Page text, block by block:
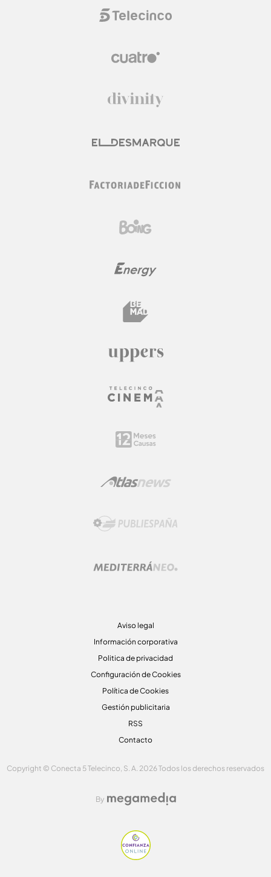
Aviso legal
Información corporativa
Politica de privacidad
Configuración de Cookies
Política de Cookies
Gestión publicitaria
RSS
Contacto
Copyright © Conecta 5 Telecinco, S. A. 2026 Todos los derechos reservados
By